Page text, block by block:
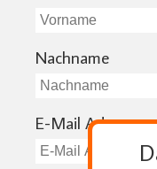
Nachname
E-Mail Adresse